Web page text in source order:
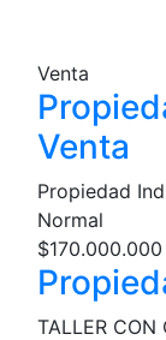
Venta
Venta
Propiedad
Normal
$170.000.000
TALLER CON